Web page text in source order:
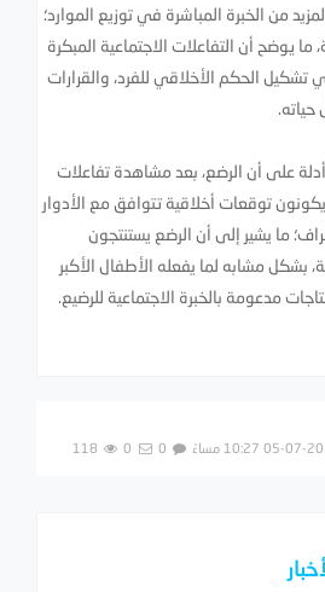
من الخبرة المباشرة في توزيع الموارد؛
يوضح أن التفاعلات الاجتماعية المبكرة
الحكم الأخلاقي للفرد، والقرارات
حياته.
على أن الرضع، بعد مشاهدة تفاعلات
توقعات أخلاقية تتوافق مع الأدوار
ما يشير إلى أن الرضع يستنتجون
بشكل مشابه لما يفعله الأطفال الأكبر
مدعومة بالخبرة الاجتماعية للرضيع.